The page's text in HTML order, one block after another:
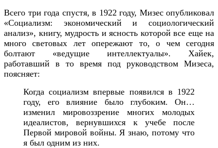
Всего три года спустя, в 1922 году, Мизес опубликовал
«Социализм: экономический и социологический
анализ», книгу, мудрость и ясность которой все еще на
много световых лет опережают то, о чем сегодня
болтают «ведущие интеллектуалы». Хайек,
работавший в то время под руководством Мизеса,
поясняет:
Когда социализм впервые появился в 1922
году, его влияние было глубоким. Он…
изменил мировоззрение многих молодых
идеалистов, вернувшихся к учебе после
Первой мировой войны. Я знаю, потому что
я был одним из них.